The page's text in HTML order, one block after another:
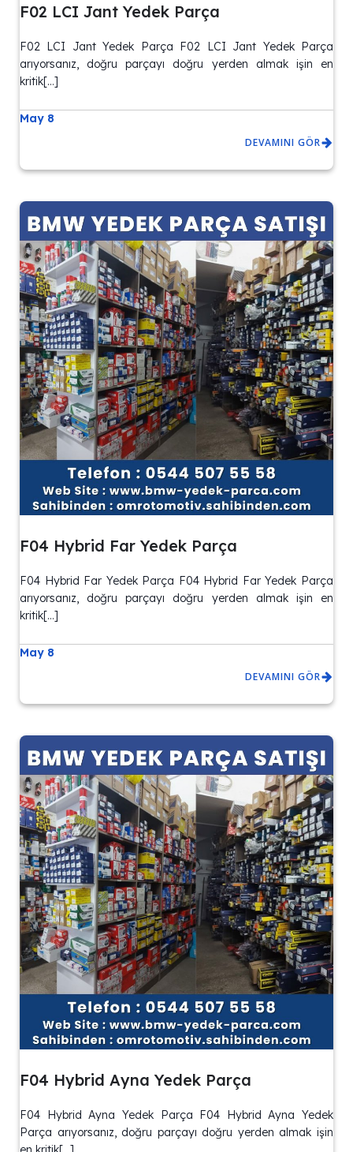
F02 LCI Jant Yedek Parça
F02 LCI Jant Yedek Parça F02 LCI Jant Yedek Parça
arıyorsanız, doğru parçayı doğru yerden almak işin en
kritik[…]
May 8
DEVAMINI GÖR
F04 Hybrid Far Yedek Parça
F04 Hybrid Far Yedek Parça F04 Hybrid Far Yedek Parça
arıyorsanız, doğru parçayı doğru yerden almak işin en
kritik[…]
May 8
DEVAMINI GÖR
F04 Hybrid Ayna Yedek Parça
F04 Hybrid Ayna Yedek Parça F04 Hybrid Ayna Yedek
Parça arıyorsanız, doğru parçayı doğru yerden almak işin